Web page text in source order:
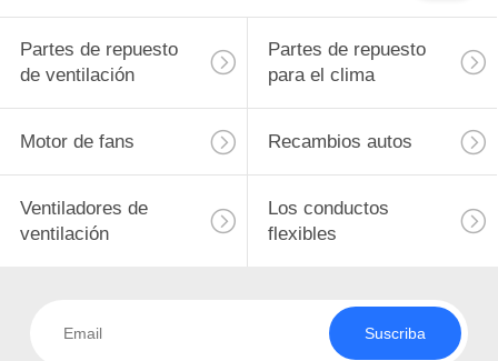
Partes de repuesto
de ventilación
Partes de repuesto
para el clima
Motor de fans Recambios autos
Ventiladores de
ventilación
Los conductos
flexibles
Suscriba